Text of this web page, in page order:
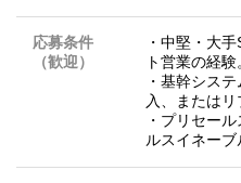
応募条件
（歓迎）
・中堅・大
ト営業の経験
・基幹シス
入、またはリ
・プリセー
ルスイネーブ